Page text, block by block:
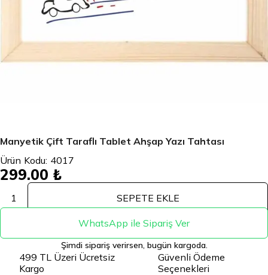
Manyetik Çift Taraflı Tablet Ahşap Yazı Tahtası
Ürün Kodu: 4017
299.00 ₺
1 SEPETE EKLE
WhatsApp ile Sipariş Ver
Şimdi sipariş verirsen, bugün kargoda.
499 TL Üzeri Ücretsiz
Kargo
Güvenli Ödeme
Seçenekleri